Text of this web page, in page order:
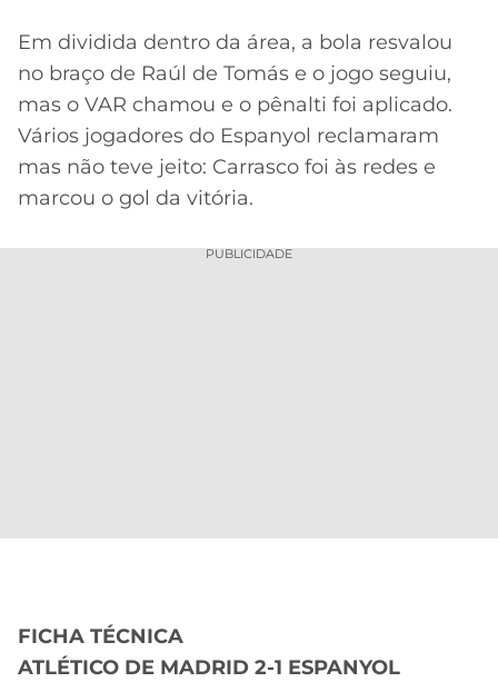
Em dividida dentro da área, a bola resvalou
no braço de Raúl de Tomás e o jogo seguiu,
mas o VAR chamou e o pênalti foi aplicado.
Vários jogadores do Espanyol reclamaram
mas não teve jeito: Carrasco foi às redes e
marcou o gol da vitória.
PUBLICIDADE
FICHA TÉCNICA
ATLÉTICO DE MADRID 2-1 ESPANYOL